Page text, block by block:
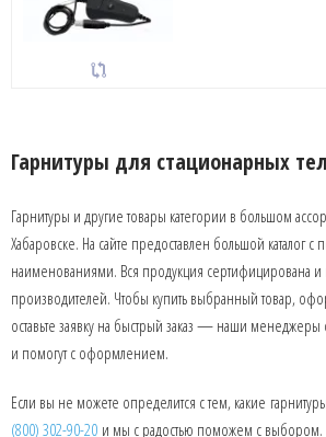
Гарнитуры для стационарных
Гарнитуры и другие товары категории в большом
Хабаровске. На сайте предоставлен большой каталог
наименованиями. Вся продукция сертифицирована и
производителей. Чтобы купить выбранный товар,
оставьте заявку на быстрый заказ — наши менеджеры
и помогут с оформлением.
Если вы не можете определится с тем, какие
(800) 302-90-20 и мы с радостью поможем с выбором.